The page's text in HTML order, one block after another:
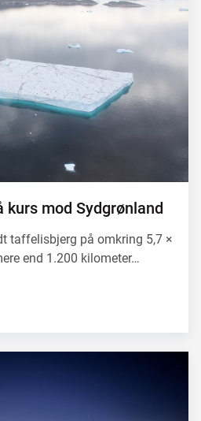
mod Sydgrønland
taffelisbjerg på omkring 5,7 ×
end 1.200 kilometer…